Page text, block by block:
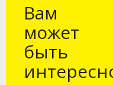
Вам
может
быть